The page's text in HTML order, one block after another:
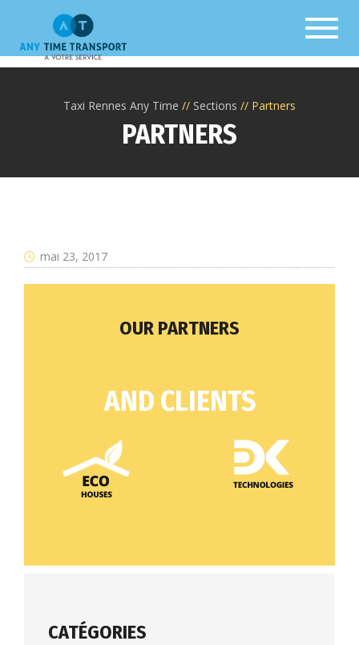
Taxi Rennes Any Time Sections Partners
PARTNERS
mai 23, 2017
OUR PARTNERS
AND CLIENTS
CATÉGORIES